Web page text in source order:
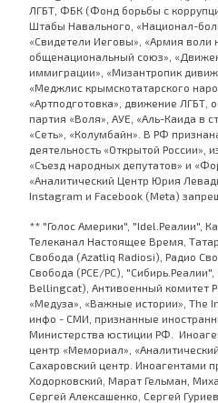
ЛГБТ, ФБК (Фонд борьбы с
Штабы Навального, «Национал-
«Свидетели Иеговы», «Армия воли
общенациональный союз»,
иммиграции», «Мизантропик
«Меджлис крымскотатарского
«Артподготовка», движение ЛГБТ,
партия «Воля», АУЕ, «Аль-Каида в
«Сеть», «Колумбайн». В РФ
деятельность «Открытой России»,
«Съезд народных депутатов» и
«Аналитический Центр Юрия
Instagram и Facebook (Metа)
** "Голос Америки", "Idel.Реалии",
Телеканал Настоящее Время,
Свобода (Azatliq Radiosi), Радио
Свобода (PCE/PC),
Bellingcat), Антивоенный комитет
«Медуза», «Важные истории», The
инфо - СМИ, признанные
Министерства юстиции РФ.
центр «Мемориал»,
Сахаровский центр. Иноагентами
Ходорковский, Марат Гельман,
Сергей Алексашенко, Сергей